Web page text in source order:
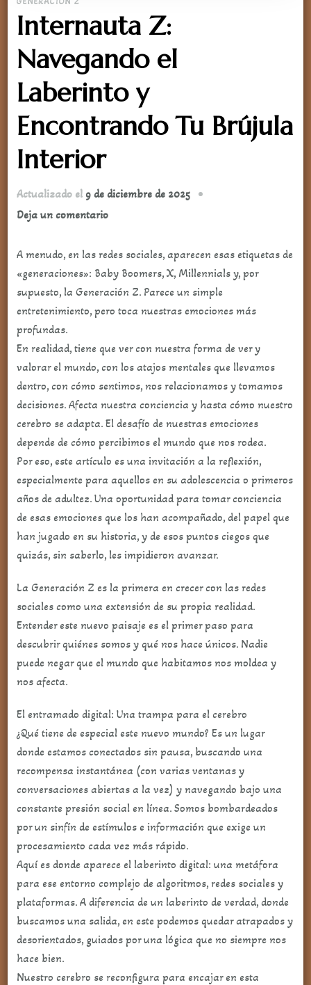
Internauta Z:
Navegando el
Laberinto y
Encontrando Tu Brújula
Interior
Actualizado el 9 de diciembre de 2025
Deja un comentarioen
Z:
Navegando
el
Laberinto
Encontrando
Tu
Brújula
Interior
A menudo, en las redes sociales, aparecen esas etiquetas de
«generaciones»: Baby Boomers, X, Millennials y, por
supuesto, la Generación Z. Parece un simple
entretenimiento, pero toca nuestras emociones más
profundas.
En realidad, tiene que ver con nuestra forma de ver y
valorar el mundo, con los atajos mentales que llevamos
dentro, con cómo sentimos, nos relacionamos y tomamos
decisiones. Afecta nuestra conciencia y hasta cómo nuestro
cerebro se adapta. El desafío de nuestras emociones
depende de cómo percibimos el mundo que nos rodea.
Por eso, este artículo es una invitación a la reflexión,
especialmente para aquellos en su adolescencia o primeros
años de adultez. Una oportunidad para tomar conciencia
de esas emociones que los han acompañado, del papel que
han jugado en su historia, y de esos puntos ciegos que
quizás, sin saberlo, les impidieron avanzar.
La Generación Z es la primera en crecer con las redes
sociales como una extensión de su propia realidad.
Entender este nuevo paisaje es el primer paso para
descubrir quiénes somos y qué nos hace únicos. Nadie
puede negar que el mundo que habitamos nos moldea y
nos afecta.
El entramado digital: Una trampa para el cerebro
¿Qué tiene de especial este nuevo mundo? Es un lugar
donde estamos conectados sin pausa, buscando una
recompensa instantánea (con varias ventanas y
conversaciones abiertas a la vez) y navegando bajo una
constante presión social en línea. Somos bombardeados
por un sinfín de estímulos e información que exige un
procesamiento cada vez más rápido.
Aquí es donde aparece el laberinto digital: una metáfora
para ese entorno complejo de algoritmos, redes sociales y
plataformas. A diferencia de un laberinto de verdad, donde
buscamos una salida, en este podemos quedar atrapados y
desorientados, guiados por una lógica que no siempre nos
hace bien.
Nuestro cerebro se reconfigura para encajar en esta